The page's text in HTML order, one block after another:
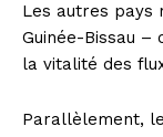
Les autres pays
Guinée-Bissau
la vitalité des
Parallèlement,